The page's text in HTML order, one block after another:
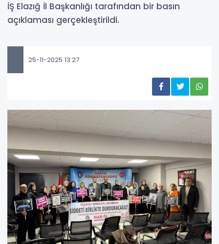
İŞ Elazığ İl Başkanlığı tarafından bir basın
açıklaması gerçekleştirildi.
25-11-2025 13:27